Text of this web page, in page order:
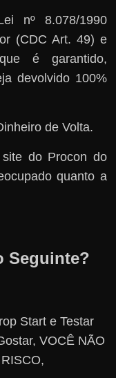
nº 8.078/1990
(CDC Art. 49) e
é garantido,
devolvido 100%
de Volta.
do Procon do
quanto a
Seguinte?
Start e Testar
VOCÊ NÃO